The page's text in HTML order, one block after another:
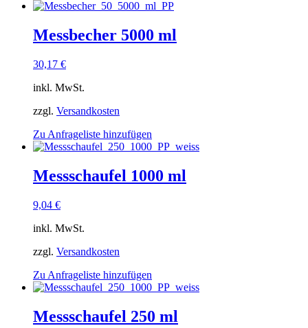
Messbecher 5000 ml
30,17 €
inkl. MwSt.
zzgl. Versandkosten
Zu Anfrageliste hinzufügen
Messschaufel 1000 ml
9,04 €
inkl. MwSt.
zzgl. Versandkosten
Zu Anfrageliste hinzufügen
Messschaufel 250 ml